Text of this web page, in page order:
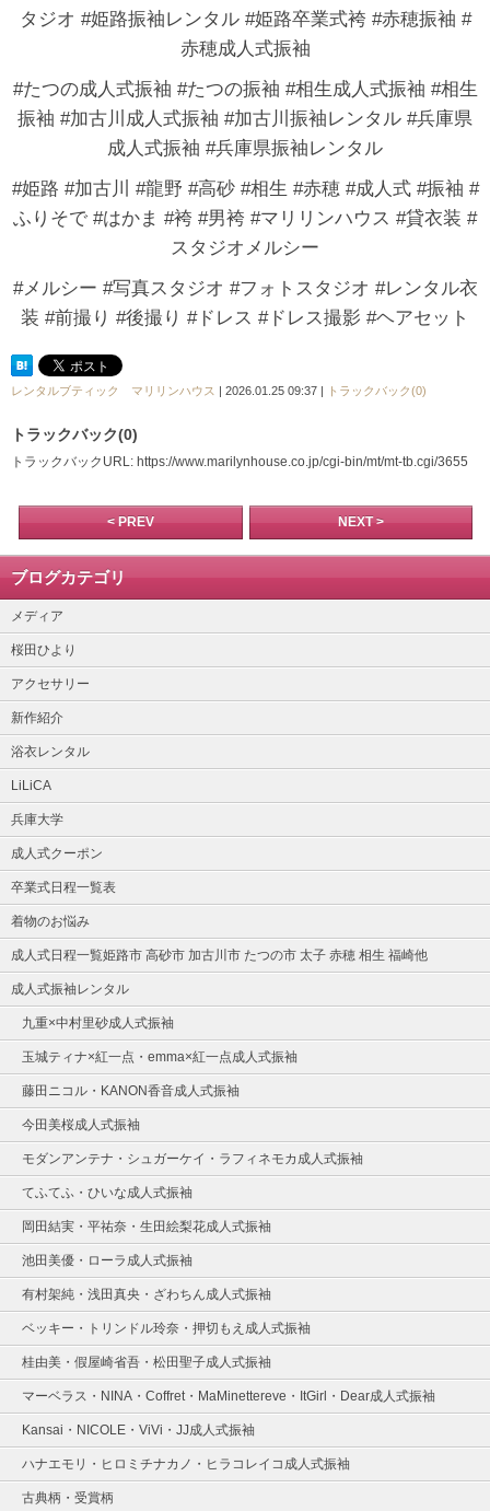
タジオ #姫路振袖レンタル #姫路卒業式袴 #赤穂振袖 #
赤穂成人式振袖
#たつの成人式振袖 #たつの振袖 #相生成人式振袖 #相生
振袖 #加古川成人式振袖 #加古川振袖レンタル #兵庫県
成人式振袖 #兵庫県振袖レンタル
#姫路 #加古川 #龍野 #高砂 #相生 #赤穂 #成人式 #振袖 #
ふりそで #はかま #袴 #男袴 #マリリンハウス #貸衣装 #
スタジオメルシー
#メルシー #写真スタジオ #フォトスタジオ #レンタル衣
装 #前撮り #後撮り #ドレス #ドレス撮影 #ヘアセット
レンタルブティック マリリンハウス | 2026.01.25 09:37 | トラックバック(0)
トラックバック(0)
トラックバックURL: https://www.marilynhouse.co.jp/cgi-bin/mt/mt-tb.cgi/3655
< PREV NEXT >
ブログカテゴリ
メディア
桜田ひより
アクセサリー
新作紹介
浴衣レンタル
LiLiCA
兵庫大学
成人式クーポン
卒業式日程一覧表
着物のお悩み
成人式日程一覧姫路市 高砂市 加古川市 たつの市 太子 赤穂 相生 福崎他
成人式振袖レンタル
九重×中村里砂成人式振袖
玉城ティナ×紅一点・emma×紅一点成人式振袖
藤田ニコル・KANON香音成人式振袖
今田美桜成人式振袖
モダンアンテナ・シュガーケイ・ラフィネモカ成人式振袖
てふてふ・ひいな成人式振袖
岡田結実・平祐奈・生田絵梨花成人式振袖
池田美優・ローラ成人式振袖
有村架純・浅田真央・ざわちん成人式振袖
ベッキー・トリンドル玲奈・押切もえ成人式振袖
桂由美・假屋崎省吾・松田聖子成人式振袖
マーベラス・NINA・Coffret・MaMinettereve・ItGirl・Dear成人式振袖
Kansai・NICOLE・ViVi・JJ成人式振袖
ハナエモリ・ヒロミチナカノ・ヒラコレイコ成人式振袖
古典柄・受賞柄